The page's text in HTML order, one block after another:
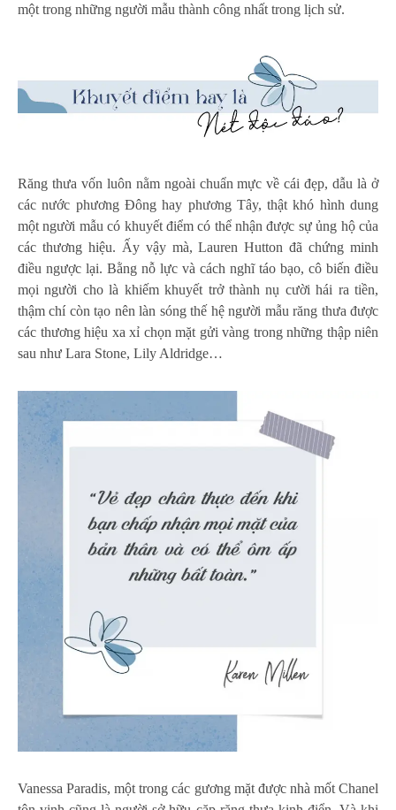
một trong những người mẫu thành công nhất trong lịch sử.
Răng thưa vốn luôn nằm ngoài chuẩn mực về cái đẹp, dẫu là ở
các nước phương Đông hay phương Tây, thật khó hình dung
một người mẫu có khuyết điểm có thể nhận được sự ủng hộ của
các thương hiệu. Ấy vậy mà, Lauren Hutton đã chứng minh
điều ngược lại. Bằng nỗ lực và cách nghĩ táo bạo, cô biến điều
mọi người cho là khiếm khuyết trở thành nụ cười hái ra tiền,
thậm chí còn tạo nên làn sóng thế hệ người mẫu răng thưa được
các thương hiệu xa xỉ chọn mặt gửi vàng trong những thập niên
sau như Lara Stone, Lily Aldridge…
Vanessa Paradis, một trong các gương mặt được nhà mốt Chanel